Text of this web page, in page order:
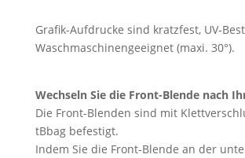
Grafik-Aufdrucke sind kratzfest, UV-
Waschmaschinengeeignet (maxi. 30°).
Wechseln Sie die Front-Blende nach
Die Front-Blenden sind mit
tBbag befestigt.
Indem Sie die Front-Blende an der